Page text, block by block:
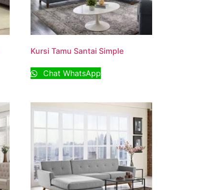
Kursi Tamu Santai Simple
Chat WhatsApp